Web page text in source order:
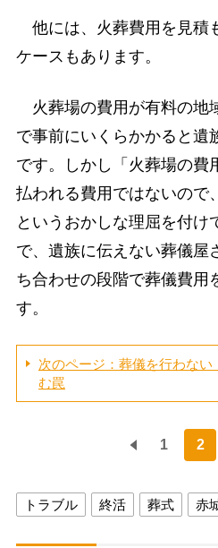
他には、火葬費用を見積
ケースもあります。
火葬場の費用が有料の地
で事前にいくらかかると遺
です。しかし「火葬場の費
払われる費用ではないので
というおかしな理屈を付け
で、遺族に伝えない葬儀屋
ち合わせの段階で葬儀費用
す。
次のページ：葬儀を行わな
む罠
1 2
トラブル 終活 葬式 赤